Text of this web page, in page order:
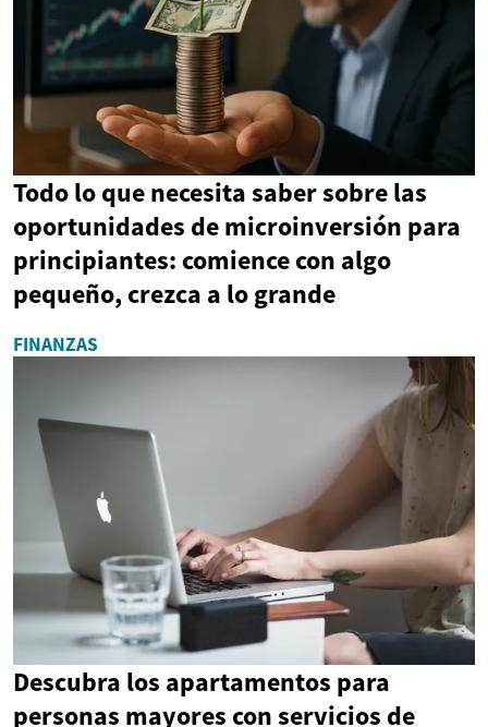
Todo lo que necesita saber sobre las
oportunidades de microinversión para
principiantes: comience con algo
pequeño, crezca a lo grande
FINANZAS
Descubra los apartamentos para
personas mayores con servicios de